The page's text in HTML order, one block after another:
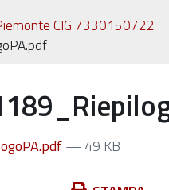
CIG 7330150722
— 49 KB